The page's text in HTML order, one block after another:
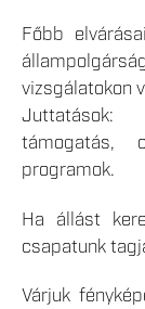
Főbb
vizsgálatokon
Juttatások:
támogatás,
programok.
Ha állást
csapatunk
Várjuk